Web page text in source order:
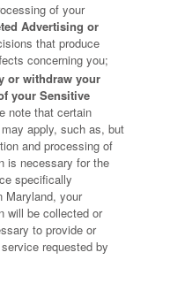
of your
Advertising or
that produce
concerning you;
or withdraw your
your Sensitive
note that certain
apply, such as, but
and processing of
is necessary for the
specifically
Maryland, your
will be collected or
to provide or
requested by